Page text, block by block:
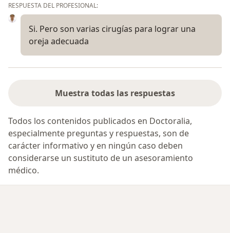
RESPUESTA DEL PROFESIONAL:
Si. Pero son varias cirugías para lograr una
oreja adecuada
Muestra todas las respuestas
Todos los contenidos publicados en Doctoralia,
especialmente preguntas y respuestas, son de
carácter informativo y en ningún caso deben
considerarse un sustituto de un asesoramiento
médico.